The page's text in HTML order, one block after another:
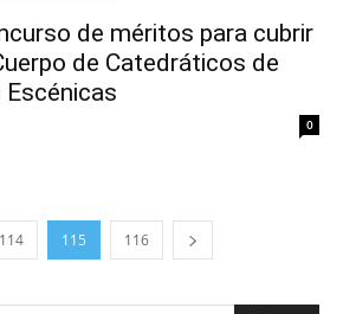
de méritos para cubrir
de Catedráticos de
0
114 115 116